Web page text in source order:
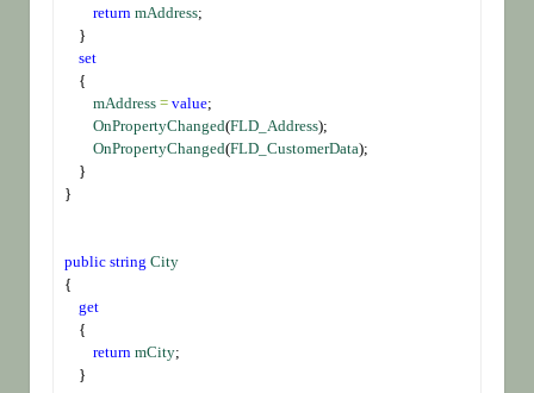
return mAddress;
    }
set
    {
mAddress = value;
OnPropertyChanged(FLD_Address);
OnPropertyChanged(FLD_CustomerData);
    }
}
public string City
{
get
    {
return mCity;
    }